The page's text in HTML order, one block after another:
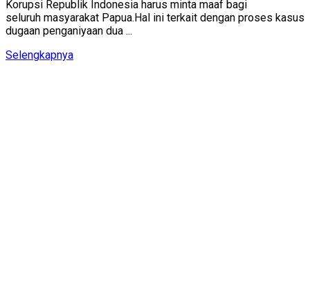
Korupsi Republik Indonesia harus minta maaf bagi
seluruh masyarakat Papua.Hal ini terkait dengan proses kasus
dugaan penganiyaan dua ...
SelengkapnyaDetails